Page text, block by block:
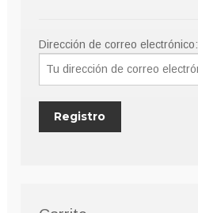
Dirección de correo electrónico: